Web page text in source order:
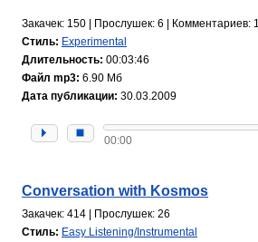
Закачек: 150 | Прослушек: 6 | Комментариев: 1
Стиль: Experimental
Длительность: 00:03:46
Файл mp3: 6.90 Мб
Дата публикации: 30.03.2009
00:00
Conversation with Kosmos
Закачек: 414 | Прослушек: 26
Стиль: Easy Listening/Instrumental